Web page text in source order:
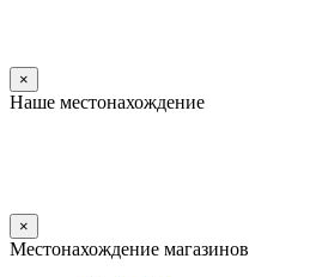
×
Наше местонахождение
×
Местонахождение магазинов